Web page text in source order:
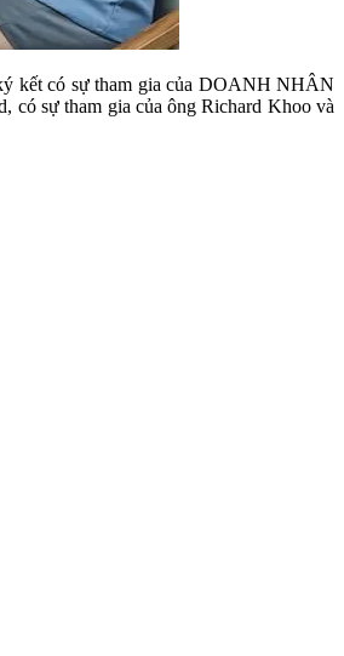
kết có sự tham gia của DOANH NHÂN
sự tham gia của ông Richard Khoo và